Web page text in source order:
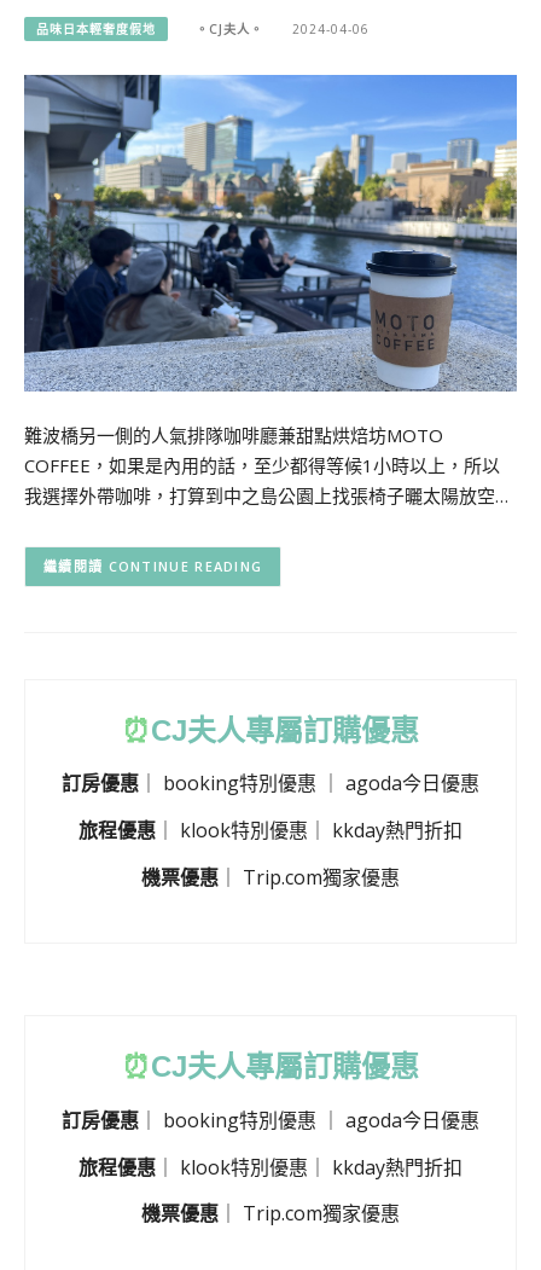
品味日本輕奢度假地 。CJ夫人。 2024-04-06
難波橋另一側的人氣排隊咖啡廳兼甜點烘焙坊MOTO
COFFEE，如果是內用的話，至少都得等候1小時以上，所以
我選擇外帶咖啡，打算到中之島公園上找張椅子曬太陽放空…
CONTINUE READING
⏰CJ夫人專屬訂購優惠
訂房優惠 booking特別優惠
agoda今日優惠
旅程優惠
klook特別優惠
kkday熱門折扣
機票優惠
Trip.com獨家優惠
⏰CJ夫人專屬訂購優惠
訂房優惠 booking特別優惠
agoda今日優惠
旅程優惠 ｜ klook特別優惠 ｜ kkday熱門折扣
機票優惠
Trip.com獨家優惠